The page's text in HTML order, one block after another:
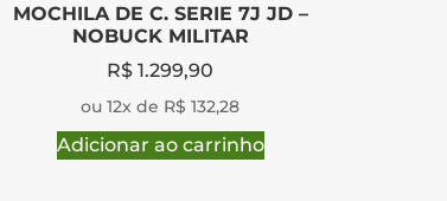
MOCHILA DE C. SERIE 7J JD –
NOBUCK MILITAR
R$ 1.299,90
ou 12x de R$ 132,28
Adicionar ao carrinho